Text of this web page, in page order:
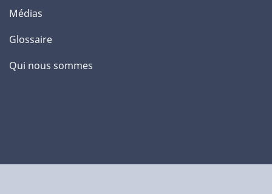
Médias
Glossaire
Qui nous sommes